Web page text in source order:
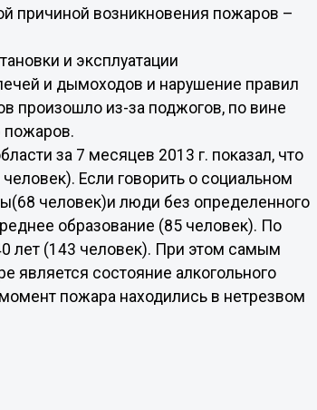
причиной возникновения пожаров –
и эксплуатации
и дымоходов и нарушение правил
произошло из-за поджогов, по вине
пожаров.
за 7 месяцев 2013 г. показал, что
Если говорить о социальном
человек)и люди без определенного
образование (85 человек). По
лет (143 человек). При этом самым
является состояние алкогольного
пожара находились в нетрезвом